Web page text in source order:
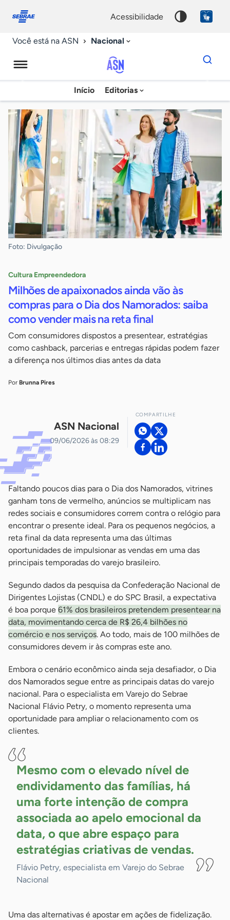
conosco
acessibilidade
Você está na ASN Nacional
Agência
Sebrae
de
Notícias
Início Editorias
Dados
para
chave
Foto: Divulgação
Cultura Empreendedora
Milhões de apaixonados ainda vão às
compras para o Dia dos Namorados: saiba
como vender mais na reta final
Com consumidores dispostos a presentear, estratégias
como cashback, parcerias e entregas rápidas podem fazer
a diferença nos últimos dias antes da data
Por Brunna Pires
ASN Nacional
09/06/2026 às 08:29
COMPARTILHE
Faltando poucos dias para o Dia dos Namorados, vitrines
ganham tons de vermelho, anúncios se multiplicam nas
redes sociais e consumidores correm contra o relógio para
encontrar o presente ideal. Para os pequenos negócios, a
reta final da data representa uma das últimas
oportunidades de impulsionar as vendas em uma das
principais temporadas do varejo brasileiro.
Segundo dados da pesquisa da Confederação Nacional de
Dirigentes Lojistas (CNDL) e do SPC Brasil, a expectativa
é boa porque 61% dos brasileiros pretendem presentear na
data, movimentando cerca de R$ 26,4 bilhões no
comércio e nos serviços. Ao todo, mais de 100 milhões de
consumidores devem ir às compras este ano.
Embora o cenário econômico ainda seja desafiador, o Dia
dos Namorados segue entre as principais datas do varejo
nacional. Para o especialista em Varejo do Sebrae
Nacional Flávio Petry, o momento representa uma
oportunidade para ampliar o relacionamento com os
clientes.
Mesmo com o elevado nível de
endividamento das famílias, há
uma forte intenção de compra
associada ao apelo emocional da
data, o que abre espaço para
estratégias criativas de vendas.
Flávio Petry, especialista em Varejo do Sebrae
Nacional
Uma das alternativas é apostar em ações de fidelização.